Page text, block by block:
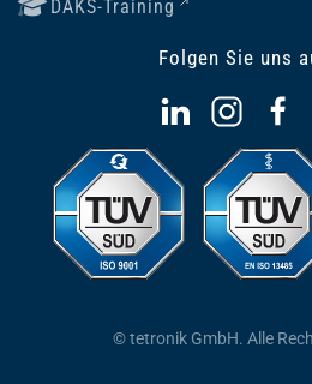
DAKS-Training
Folgen Sie uns
© tetronik GmbH. Alle